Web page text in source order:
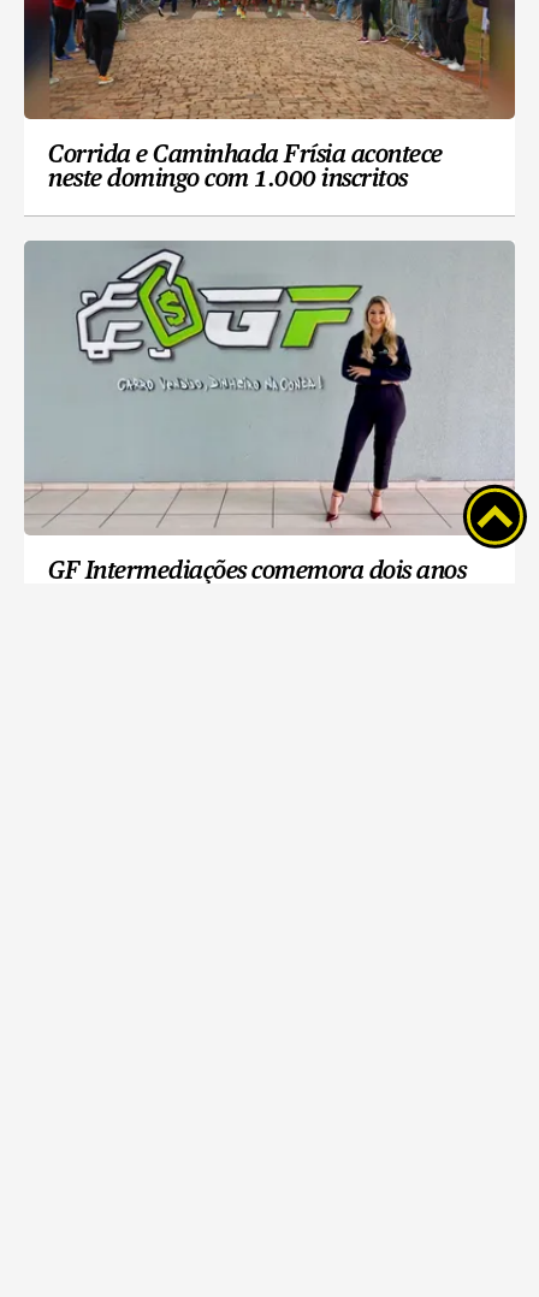
Corrida e Caminhada Frísia acontece
neste domingo com 1.000 inscritos
GF Intermediações comemora dois anos